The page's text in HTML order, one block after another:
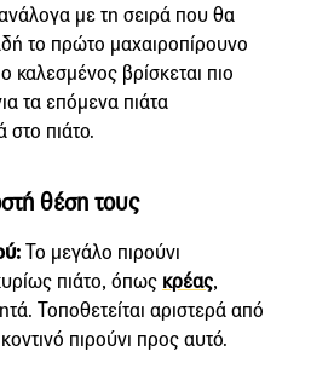
με τη σειρά που θα
το πρώτο μαχαιροπίρουνο
καλεσμένος βρίσκεται πιο
τα επόμενα πιάτα
στο πιάτο.
θέση τους
Το μεγάλο πιρούνι
πιάτο, όπως κρέας,
Τοποθετείται αριστερά από
πιρούνι προς αυτό.